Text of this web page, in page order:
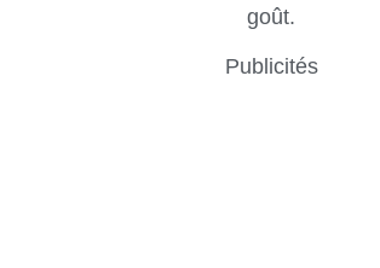
goût.
Publicités